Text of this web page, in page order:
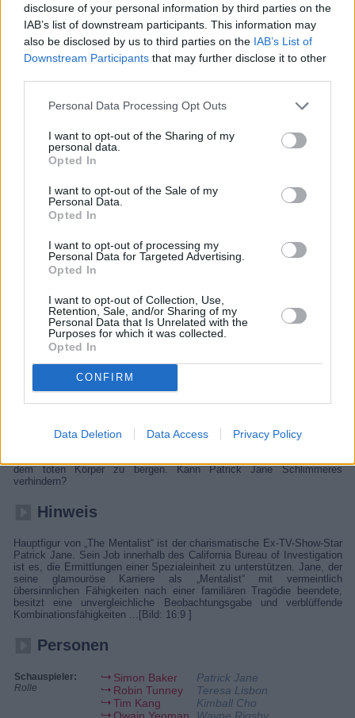
disclosure of your personal information by third parties on the
IAB’s list of downstream participants. This information may
also be disclosed by us to third parties on the IAB’s List of
Downstream Participants that may further disclose it to other
Personal Data Processing Opt Outs
I want to opt-out of the Sharing of my
personal data.
Opted In
I want to opt-out of the Sale of my
Personal Data.
Opted In
I want to opt-out of processing my
Personal Data for Targeted Advertising.
Opted In
I want to opt-out of Collection, Use,
Retention, Sale, and/or Sharing of my
Personal Data that Is Unrelated with the
Purposes for which it was collected.
Opted In
CONFIRM
Data Deletion Data Access Privacy Policy
The Mentalist (The Mentalist)
Rio Bravo (USA, 2015)
Übersicht
Ein Mann mit übersinnlichen Fähigkeiten löst knifflige Kriminalfälle.
Details
FBI-Agent Dennis Abbott ihm seinen Aufstieg auf der Karriereleiter
dem toten Körper zu bergen. Kann Patrick Jane Schlimmeres
verhindern?
Hinweis
Hauptfigur von „The Mentalist“ ist der charismatische Ex-TV-Show-Star
Patrick Jane. Sein Job innerhalb des California Bureau of Investigation
ist es, die Ermittlungen einer Spezialeinheit zu unterstützen. Jane, der
seine glamouröse Karriere als „Mentalist“ mit vermeintlich
übersinnlichen Fähigkeiten nach einer familiären Tragödie beendete,
besitzt eine unvergleichliche Beobachtungsgabe und verblüffende
Kombinationsfähigkeiten ...[Bild: 16:9 ]
Personen
Schauspieler:
Rolle
Simon Baker
Patrick Jane
Robin Tunney
Teresa Lisbon
Tim Kang
Kimball Cho